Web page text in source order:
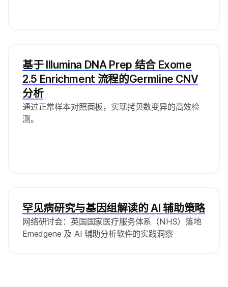
基于 Illumina DNA Prep 结合 Exome
2.5 Enrichment 流程的Germline CNV
分析
通过正常样本对照面板，实现拷贝数变异的高效检
测。
罕见病研究与基因组解读的 AI 辅助策略
网络研讨会：英国国家医疗服务体系（NHS）落地
Emedgene 及 AI 辅助分析软件的实践洞察